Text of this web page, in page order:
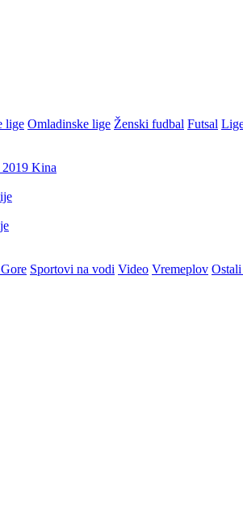
lige Omladinske lige Ženski fudbal Futsal
2019 Kina
Sportovi na vodi Video Vremeplov